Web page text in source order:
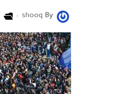
By
shooq